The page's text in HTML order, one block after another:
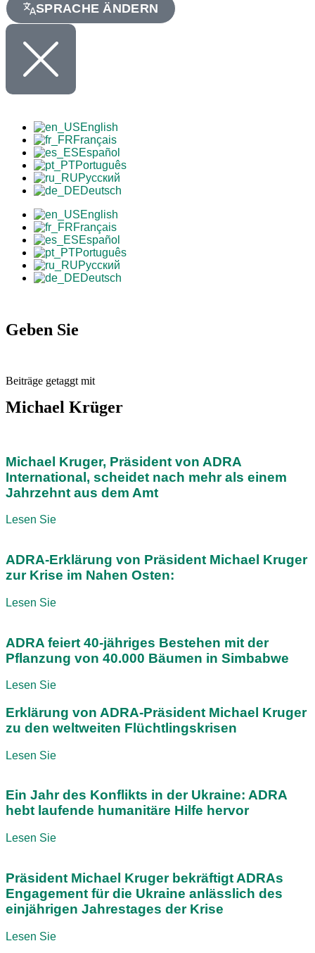
SPRACHE ÄNDERN
English
Français
Español
Português
Русский
Deutsch
English
Français
Español
Português
Русский
Deutsch
Geben Sie
Beiträge getaggt mit
Michael Krüger
Michael Kruger, Präsident von ADRA
International, scheidet nach mehr als einem
Jahrzehnt aus dem Amt
Lesen Sie
ADRA-Erklärung von Präsident Michael Kruger
zur Krise im Nahen Osten:
Lesen Sie
ADRA feiert 40-jähriges Bestehen mit der
Pflanzung von 40.000 Bäumen in Simbabwe
Lesen Sie
Erklärung von ADRA-Präsident Michael Kruger
zu den weltweiten Flüchtlingskrisen
Lesen Sie
Ein Jahr des Konflikts in der Ukraine: ADRA
hebt laufende humanitäre Hilfe hervor
Lesen Sie
Präsident Michael Kruger bekräftigt ADRAs
Engagement für die Ukraine anlässlich des
einjährigen Jahrestages der Krise
Lesen Sie